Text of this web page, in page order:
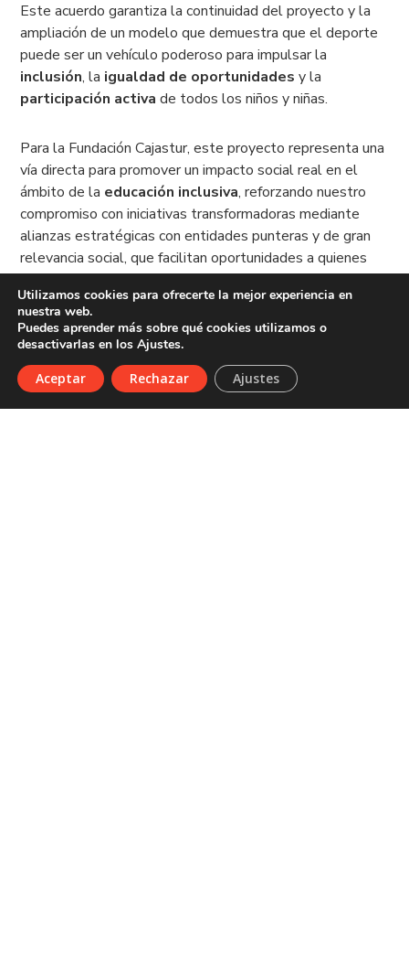
Este acuerdo garantiza la continuidad del proyecto y la
ampliación de un modelo que demuestra que el deporte
puede ser un vehículo poderoso para impulsar la
inclusión, la igualdad de oportunidades y la
participación activa de todos los niños y niñas.
Para la Fundación Cajastur, este proyecto representa una
vía directa para promover un impacto social real en el
ámbito de la educación inclusiva, reforzando nuestro
compromiso con iniciativas transformadoras mediante
alianzas estratégicas con entidades punteras y de gran
relevancia social, que facilitan oportunidades a quienes
más lo necesitan.
El avance hacia una sociedad más inclusiva requiere
acciones sostenidas, colaboraciones sólidas y proyectos
capaces de cambiar vidas. Las Escuelas Sensoriales
son un ejemplo de cómo la suma de esfuerzos transforma
Utilizamos cookies para ofrecerte la mejor experiencia en
nuestra web.
Puedes aprender más sobre qué cookies utilizamos o
desactivarlas en los Ajustes.
Aceptar
Rechazar Ajustes